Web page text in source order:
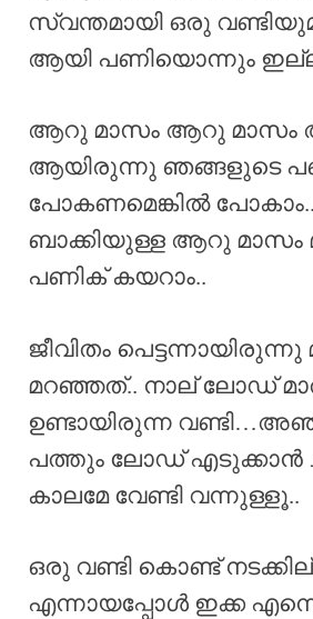
സ്വന്തമായി ഒരു
ആയി പണിയൊന്നും
ആറു മാസം ആറു മാസം
ആയിരുന്നു ഞങ്ങളുടെ
പോകണമെങ്കിൽ
ബാക്കിയുള്ള ആറു മാസം
പണിക് കയറാം..
ജീവിതം പെട്ടന്നായിരുന്നു
മറഞ്ഞത്.. നാല് ലോഡ്
ഉണ്ടായിരുന്ന
പത്തും ലോഡ് എടുക്കാൻ
കാലമേ വേണ്ടി വന്നുള്ളൂ..
ഒരു വണ്ടി കൊണ്ട്
എന്നായപ്പോൾ ഇക്ക